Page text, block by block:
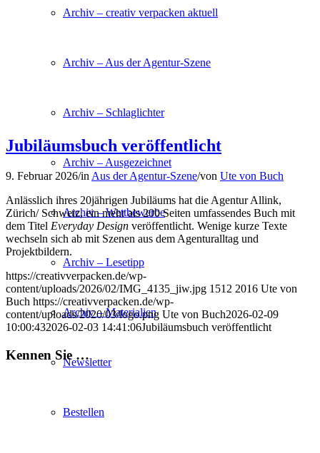
Archiv – creativ verpacken aktuell
Archiv – Aus der Agentur-Szene
Archiv – Schlaglichter
Archiv – Ausgezeichnet
Archiv – Wettbewerbe
Archiv – Lesetipp
Archiv – Materialien
Newsletter
Bestellen
Jubiläumsbuch veröffentlicht
9. Februar 2026/in Aus der Agentur-Szene/von Ute von Buch
Anlässlich ihres 20jährigen Jubiläums hat die Agentur Allink,
Zürich/ Schweiz, ein mehr als 200 Seiten umfassendes Buch mit
dem Titel Everyday Design veröffentlicht. Wenige kurze Texte
wechseln sich ab mit Szenen aus dem Agenturalltag und
Projektbildern.
https://creativverpacken.de/wp-
content/uploads/2026/02/IMG_4135_jiw.jpg 1512 2016 Ute von
Buch https://creativverpacken.de/wp-
content/uploads/2020/03/logo.png Ute von Buch2026-02-09
10:00:432026-02-03 14:41:06Jubiläumsbuch veröffentlicht
Kennen Sie …